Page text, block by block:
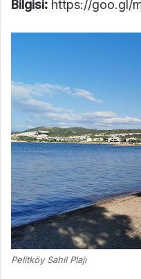
Bilgisi: https://goo.gl/
Pelitköy Sahil Plajı